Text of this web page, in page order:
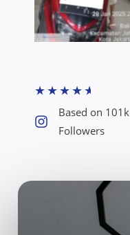
★★★★★
Based on 101k
Followers​